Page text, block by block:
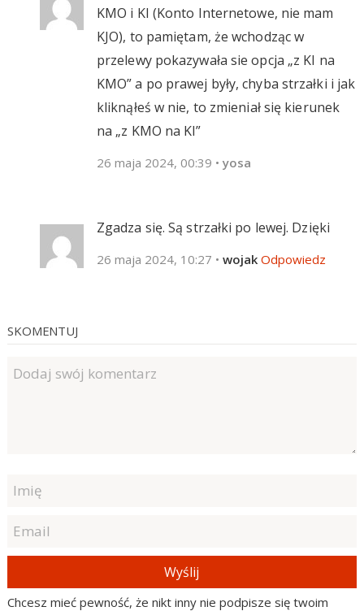
KMO i KI (Konto Internetowe, nie mam
KJO), to pamiętam, że wchodząc w
przelewy pokazywała sie opcja „z KI na
KMO” a po prawej były, chyba strzałki i jak
kliknąłeś w nie, to zmieniał się kierunek
na „z KMO na KI”
26 maja 2024, 00:39 • yosa
Zgadza się. Są strzałki po lewej. Dzięki
26 maja 2024, 10:27 • wojak Odpowiedz
SKOMENTUJ
Wyślij
Chcesz mieć pewność, że nikt inny nie podpisze się twoim